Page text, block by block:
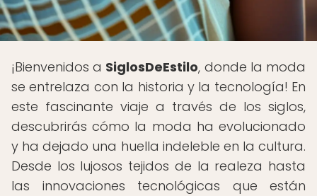
¡Bienvenidos a SiglosDeEstilo, donde la moda
se entrelaza con la historia y la tecnología! En
este fascinante viaje a través de los siglos,
descubrirás cómo la moda ha evolucionado
y ha dejado una huella indeleble en la cultura.
Desde los lujosos tejidos de la realeza hasta
las innovaciones tecnológicas que están